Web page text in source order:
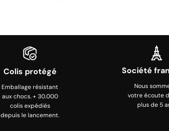
Colis protégé
Emballage résistant
aux chocs. + 30.000
colis expédiés
depuis le lancement.
Société
Nous
votre écoute
plus de 5